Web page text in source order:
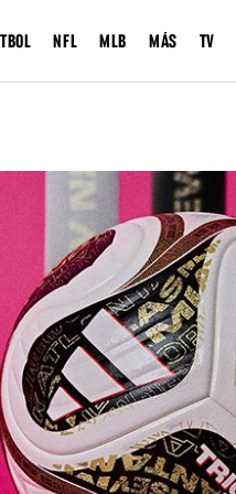
NFL MLB MÁS TV